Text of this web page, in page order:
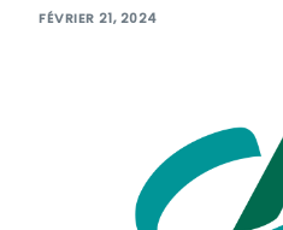
FÉVRIER 21, 2024